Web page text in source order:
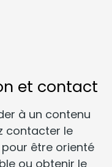
et contact
à un contenu
contacter le
être orienté
ou obtenir le